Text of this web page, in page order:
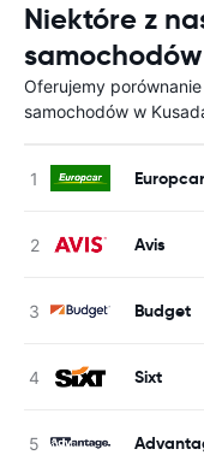
Niektóre z
Oferujemy
samochodów w
Europcar
Avis
Budget
Sixt